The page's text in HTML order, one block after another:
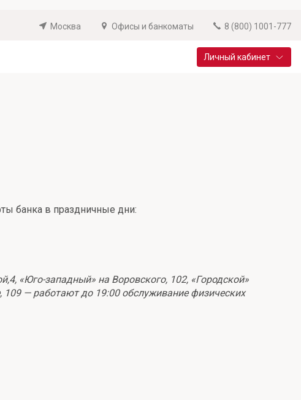
Москва Офисы и банкоматы 8 (800) 1001-777
Личный кабинет
банка в праздничные дни:
«Юго-западный» на Воровского, 102, «Городской»
109 — работают до 19:00 обслуживание физических